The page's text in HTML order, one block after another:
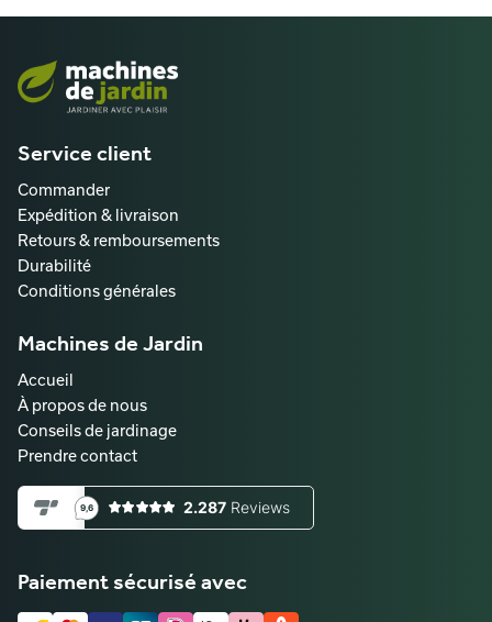
Service client
Commander
Expédition & livraison
Retours & remboursements
Durabilité
Conditions générales
Machines de Jardin
Accueil
À propos de nous
Conseils de jardinage
Prendre contact
Paiement sécurisé avec